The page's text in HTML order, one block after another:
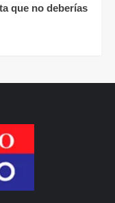
que no deberías